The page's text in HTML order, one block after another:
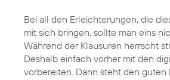
Bei all den Erleichterungen, die
mit sich bringen, sollte man eins
Während der Klausuren herrscht
Deshalb einfach vorher mit den
vorbereiten. Dann steht den guten